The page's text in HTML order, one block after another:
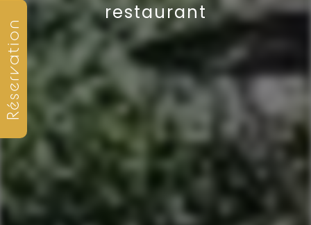
Réservation
restaurant